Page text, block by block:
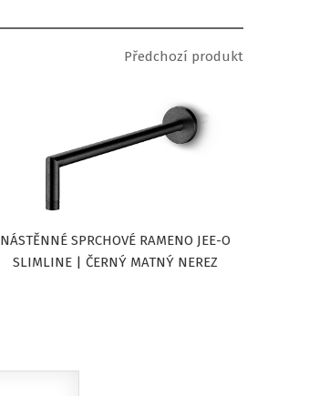
Předchozí produkt
NÁSTĚNNÉ SPRCHOVÉ RAMENO JEE-O
SLIMLINE | ČERNÝ MATNÝ NEREZ